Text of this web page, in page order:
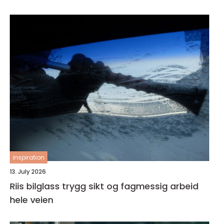
inspiration
13. July 2026
Riis bilglass trygg sikt og fagmessig arbeid
hele veien